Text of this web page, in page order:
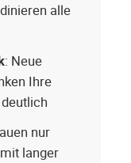
alle
: Neue
Ihre
nur
langer